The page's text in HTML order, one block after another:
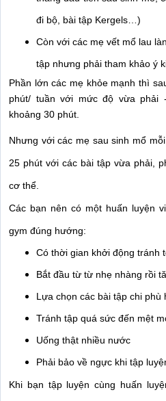
đi bộ, bài tập Kergels…)
Còn với các mẹ vết mổ lau
tập nhưng phải tham khảo ý
Phần lớn các mẹ khỏe mạnh thì
phút/ tuần với mức độ vừa phải
khoảng 30 phút.
Nhưng với các mẹ sau sinh mổ
25 phút với các bài tập vừa phải,
cơ thể.
Các bạn nên có một huấn luyện
gym đúng hướng:
Có thời gian khởi động tránh
Bắt đầu từ từ nhẹ nhàng rồi
Lựa chọn các bài tập chi phù
Tránh tập quá sức đến mệt
Uống thật nhiều nước
Phải bảo về ngực khi tập
Khi bạn tập luyện cùng huấn